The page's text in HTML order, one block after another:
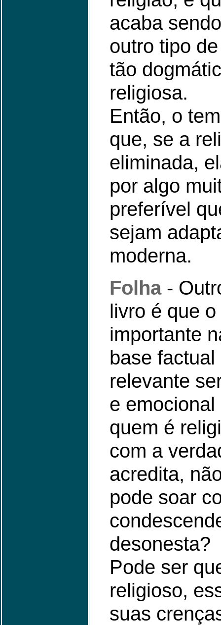
acaba
outro tipo
tão
religiosa.
Então, o
que, se a
eliminada,
por algo
preferível
sejam
moderna.
Folha-
livro é que
importante
base
relevante
e
quem é
com a
acredita,
pode soar
desonesta?
Pode ser
religioso,
suas